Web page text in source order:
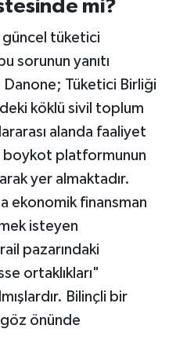
mi?
güncel tüketici
sorunun yanıtı
Tüketici Birliği
köklü sivil toplum
alanda faaliyet
boykot platformunun
yer almaktadır.
ekonomik finansman
isteyen
pazarındaki
ortaklıkları"
Bilinçli bir
önünde